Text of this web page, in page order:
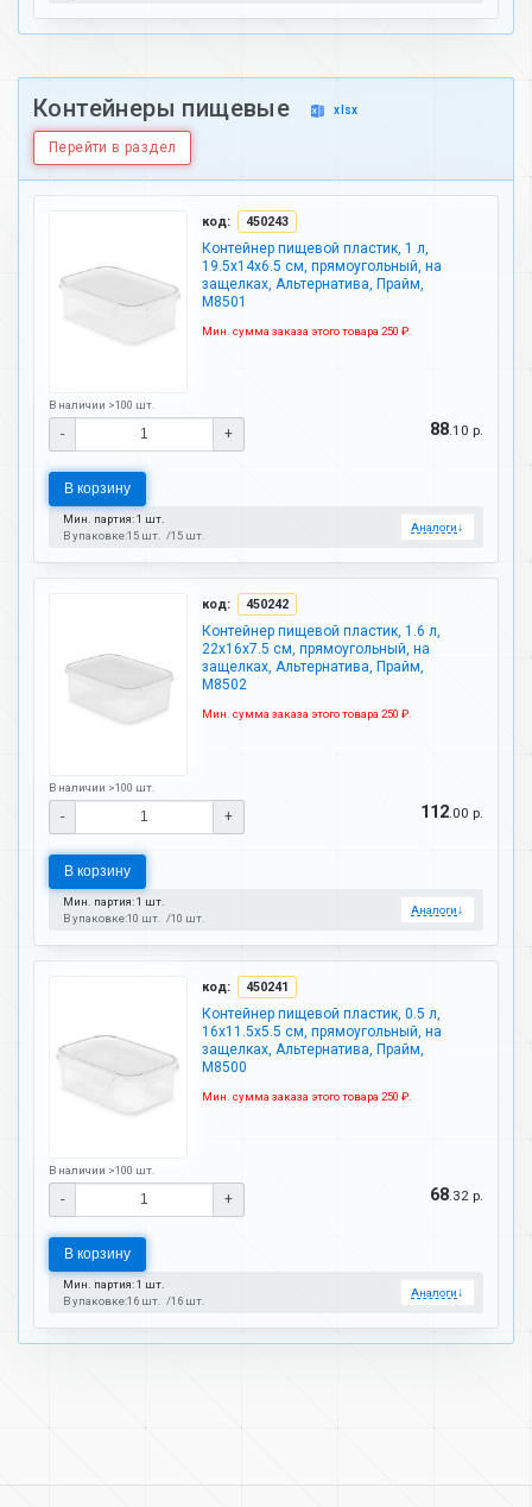
Контейнеры пищевые xlsx
Перейти в раздел
код: 450243
Контейнер пищевой пластик, 1 л,
19.5х14х6.5 см, прямоугольный, на
защелках, Альтернатива, Прайм,
М8501
Мин. сумма заказа этого товара 250 ₽.
В наличии >100 шт.
- + 88 .10 р.
В корзину
Мин. партия: 1 шт.
В упаковке:15 шт. 15 шт.
Аналоги↓
код: 450242
Контейнер пищевой пластик, 1.6 л,
22х16х7.5 см, прямоугольный, на
защелках, Альтернатива, Прайм,
М8502
Мин. сумма заказа этого товара 250 ₽.
В наличии >100 шт.
- + 112.00 р.
В корзину
Мин. партия: 1 шт.
В упаковке:10 шт. 10 шт.
Аналоги↓
код: 450241
Контейнер пищевой пластик, 0.5 л,
16х11.5х5.5 см, прямоугольный, на
защелках, Альтернатива, Прайм,
М8500
Мин. сумма заказа этого товара 250 ₽.
В наличии >100 шт.
- + 68.32 р.
В корзину
Мин. партия: 1 шт.
В упаковке:16 шт. 16 шт.
Аналоги↓